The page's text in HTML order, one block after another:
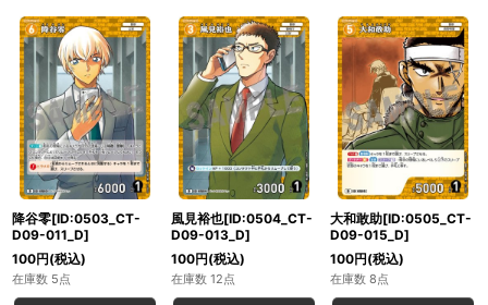
降谷零[ID:0503_CT-
D09-011_D]
100円(税込)
在庫数 5点
風見裕也[ID:0504_CT-
D09-013_D]
100円(税込)
在庫数 12点
大和敢助[ID:0505_CT-
D09-015_D]
100円(税込)
在庫数 8点